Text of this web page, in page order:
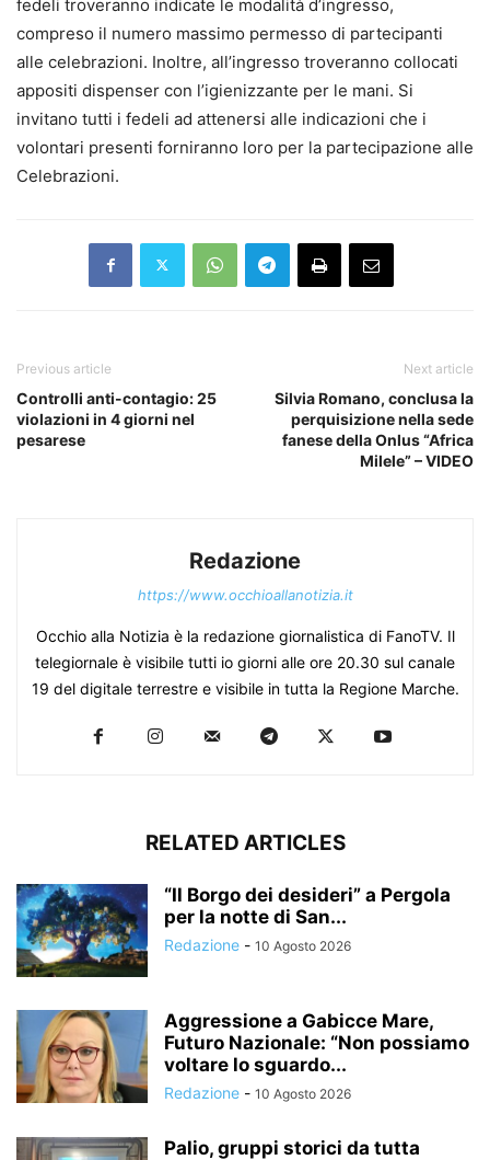
fedeli troveranno indicate le modalità d’ingresso,
compreso il numero massimo permesso di partecipanti
alle celebrazioni. Inoltre, all’ingresso troveranno collocati
appositi dispenser con l’igienizzante per le mani. Si
invitano tutti i fedeli ad attenersi alle indicazioni che i
volontari presenti forniranno loro per la partecipazione alle
Celebrazioni.
Previous article
Controlli anti-contagio: 25
violazioni in 4 giorni nel
pesarese
Next article
Silvia Romano, conclusa la
perquisizione nella sede
fanese della Onlus “Africa
Milele” – VIDEO
Redazione
https://www.occhioallanotizia.it
Occhio alla Notizia è la redazione giornalistica di FanoTV. Il
telegiornale è visibile tutti io giorni alle ore 20.30 sul canale
19 del digitale terrestre e visibile in tutta la Regione Marche.
RELATED ARTICLES
“Il Borgo dei desideri” a Pergola
per la notte di San...
Redazione - 10 Agosto 2026
Aggressione a Gabicce Mare,
Futuro Nazionale: “Non possiamo
voltare lo sguardo...
Redazione - 10 Agosto 2026
Palio, gruppi storici da tutta